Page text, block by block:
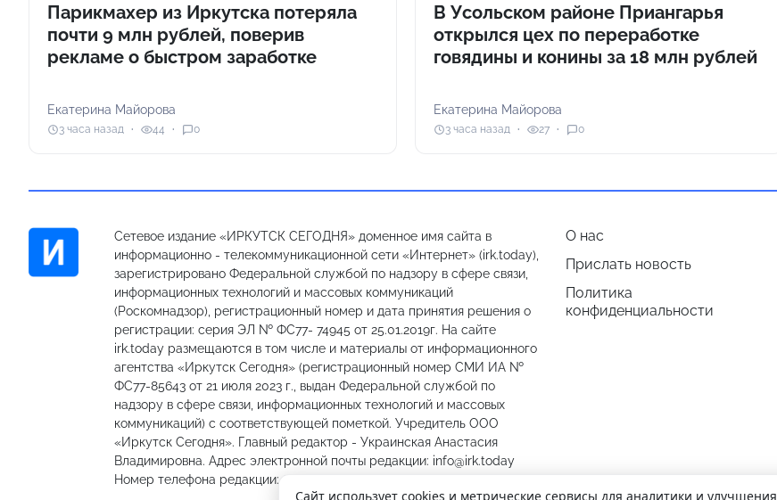
Парикмахер из Иркутска потеряла
почти 9 млн рублей, поверив
рекламе о быстром заработке
Екатерина Майорова
3 часа назад 44 0
В Усольском районе Приангарья
открылся цех по переработке
говядины и конины за 18 млн рублей
Екатерина Майорова
3 часа назад 27 0
Сетевое издание «ИРКУТСК СЕГОДНЯ» доменное имя сайта в
информационно - телекоммуникационной сети «Интернет» (irk.today),
зарегистрировано Федеральной службой по надзору в сфере связи,
информационных технологий и массовых коммуникаций
(Роскомнадзор), регистрационный номер и дата принятия решения о
регистрации: серия ЭЛ № ФС77- 74945 от 25.01.2019г. На сайте
irk.today размещаются в том числе и материалы от информационного
агентства «Иркутск Сегодня» (регистрационный номер СМИ ИА №
ФС77-85643 от 21 июля 2023 г., выдан Федеральной службой по
надзору в сфере связи, информационных технологий и массовых
коммуникаций) с соответствующей пометкой. Учредитель ООО
«Иркутск Сегодня». Главный редактор - Украинская Анастасия
Владимировна. Адрес электронной почты редакции: info@irk.today
Номер телефона редакции: 89501301335, 89148774487
О нас
Прислать новость
Политика
конфиденциальности
Сайт использует cookies и метрические сервисы для аналитики и улучшения